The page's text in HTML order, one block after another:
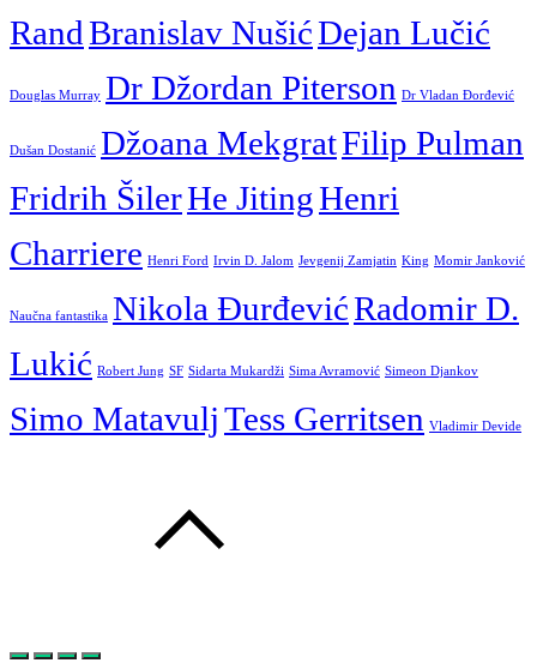
RandBranislav NušićDejan Lučić
Douglas Murray Dr Džordan Piterson Dr Vladan Đorđević
Dušan Dostanić Džoana MekgratFilip Pulman
Fridrih ŠilerHe JitingHenri
Charriere Henri Ford Irvin D. Jalom Jevgenij Zamjatin King Momir Janković
Naučna fantastika Nikola ĐurđevićRadomir D.
Lukić Robert Jung SF Sidarta Mukardži Sima Avramović Simeon Djankov
Simo MatavuljTess Gerritsen Vladimir Devide